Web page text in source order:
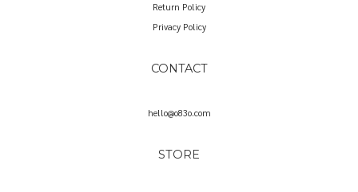
Return Policy
Privacy Policy
CONTACT
hello@o83o.com
STORE